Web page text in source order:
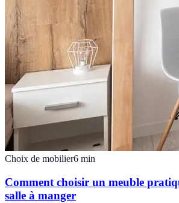
Choix de mobilier6 min
Comment choisir un meuble
salle à manger